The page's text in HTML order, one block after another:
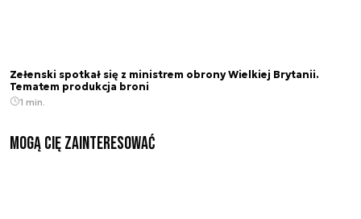
Zełenski spotkał się z ministrem obrony Wielkiej Brytanii.
Tematem produkcja broni
1 min.
Mogą Cię zainteresować